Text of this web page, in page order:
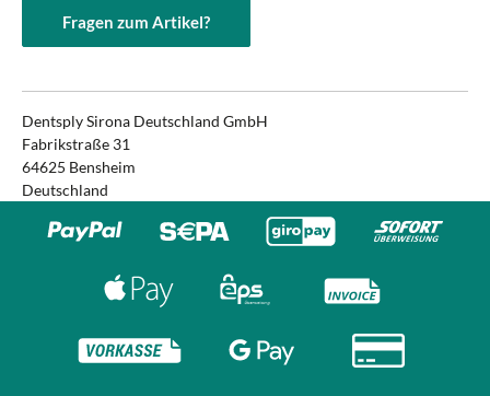
Fragen zum Artikel?
Dentsply Sirona Deutschland GmbH
Fabrikstraße 31
64625 Bensheim
Deutschland